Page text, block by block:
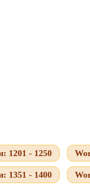
1201 - 1250
1351 - 1400